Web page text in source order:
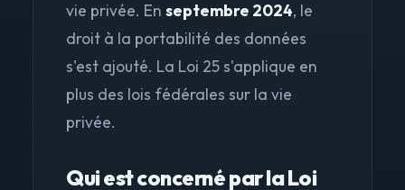
vie privée. En septembre 2024, le
droit à la portabilité des données
s'est ajouté. La Loi 25 s'applique en
plus des lois fédérales sur la vie
privée.
Qui est concerné par la Loi